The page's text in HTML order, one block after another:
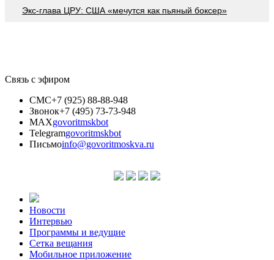
Экс-глава ЦРУ: США «мечутся как пьяный боксер»
Связь с эфиром
СМС+7 (925) 88-88-948
Звонок+7 (495) 73-73-948
MAXgovoritmskbot
Telegramgovoritmskbot
Письмоinfo@govoritmoskva.ru
Новости
Интервью
Программы и ведущие
Сетка вещания
Мобильное приложение